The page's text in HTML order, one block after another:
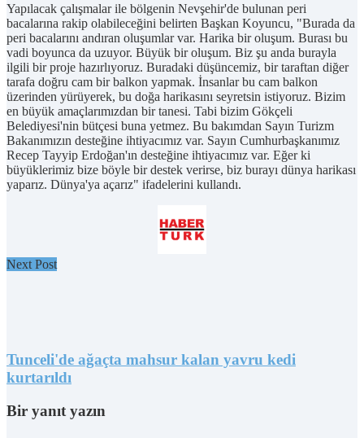
Yapılacak çalışmalar ile bölgenin Nevşehir'de bulunan peri
bacalarına rakip olabileceğini belirten Başkan Koyuncu, "Burada da
peri bacalarını andıran oluşumlar var. Harika bir oluşum. Burası bu
vadi boyunca da uzuyor. Büyük bir oluşum. Biz şu anda burayla
ilgili bir proje hazırlıyoruz. Buradaki düşüncemiz, bir taraftan diğer
tarafa doğru cam bir balkon yapmak. İnsanlar bu cam balkon
üzerinden yürüyerek, bu doğa harikasını seyretsin istiyoruz. Bizim
en büyük amaçlarımızdan bir tanesi. Tabi bizim Gökçeli
Belediyesi'nin bütçesi buna yetmez. Bu bakımdan Sayın Turizm
Bakanımızın desteğine ihtiyacımız var. Sayın Cumhurbaşkanımız
Recep Tayyip Erdoğan'ın desteğine ihtiyacımız var. Eğer ki
büyüklerimiz bize böyle bir destek verirse, biz burayı dünya harikası
yaparız. Dünya'ya açarız" ifadelerini kullandı.
Next Post
Tunceli'de ağaçta mahsur kalan yavru kedi
kurtarıldı
Bir yanıt yazın